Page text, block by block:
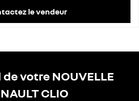
le vendeur
votre NOUVELLE
CLIO